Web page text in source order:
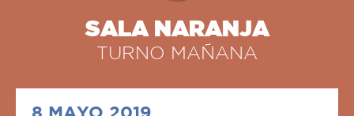
SALA NARANJA
TURNO MAÑANA